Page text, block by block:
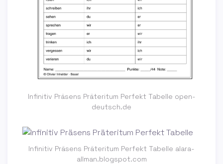
Infinitiv Präsens Präteritum Perfekt Tabelle open-
deutsch.de
Infinitiv Präsens Präteritum Perfekt Tabelle alara-
allman.blogspot.com